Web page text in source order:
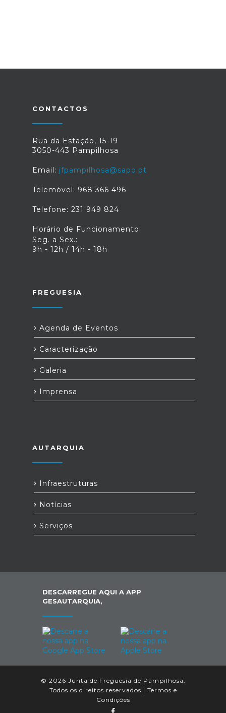
CONTACTOS
Rua da Estação, 15-19
3050-443 Pampilhosa
Email: jfpampilhosa@sapo.pt
Telemóvel: 968 366 496
Telefone: 231 949 824
Horário de Funcionamento:
Seg. a Sex.:
9h - 12h / 14h - 18h
FREGUESIA
Agenda de Eventos
Caracterização
Galeria
Imprensa
AUTARQUIA
Infraestruturas
Notícias
Serviços
DESCARREGUE AQUI A APP
GESAUTARQUIA,
© 2026 Junta de Freguesia de Pampilhosa.
Todos os direitos reservados | Termos e
Condições